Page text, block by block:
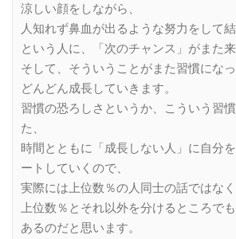
涼しい顔をしながら、
人知れず鼻血が出るような努力をして結
という人に、「次のチャンス」がまた来
そして、そういうことがまた習慣になっ
どんどん成長していきます。
習慣の恐ろしさというか、こういう習
た、
時間とともに「成長しない人」に自分
ートしていくので、
実際には上位数％の人同士の話ではなく
上位数％とそれ以外を分けるところで
あるのだと思います。